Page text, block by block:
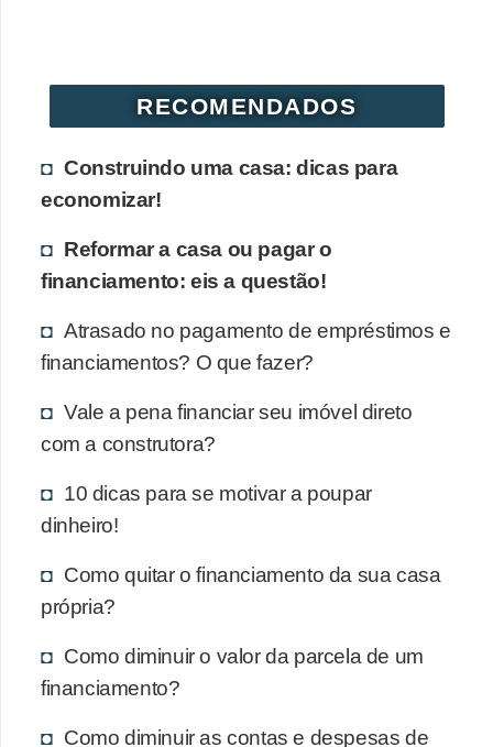
RECOMENDADOS
Construindo uma casa: dicas para
economizar!
Reformar a casa ou pagar o
financiamento: eis a questão!
Atrasado no pagamento de empréstimos e
financiamentos? O que fazer?
Vale a pena financiar seu imóvel direto
com a construtora?
10 dicas para se motivar a poupar
dinheiro!
Como quitar o financiamento da sua casa
própria?
Como diminuir o valor da parcela de um
financiamento?
Como diminuir as contas e despesas de